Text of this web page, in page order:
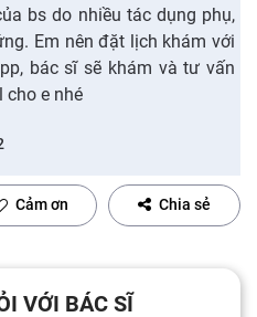
bs do nhiều tác dụng phụ,
Em nên đặt lịch khám với
bác sĩ sẽ khám và tư vấn
cho e nhé
Cảm ơn Chia sẻ
VỚI BÁC SĨ